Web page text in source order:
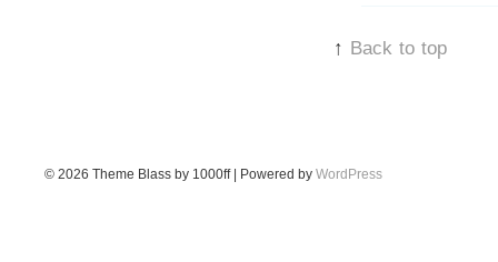
↑ Back to top
© 2026 Theme Blass by 1000ff | Powered by WordPress